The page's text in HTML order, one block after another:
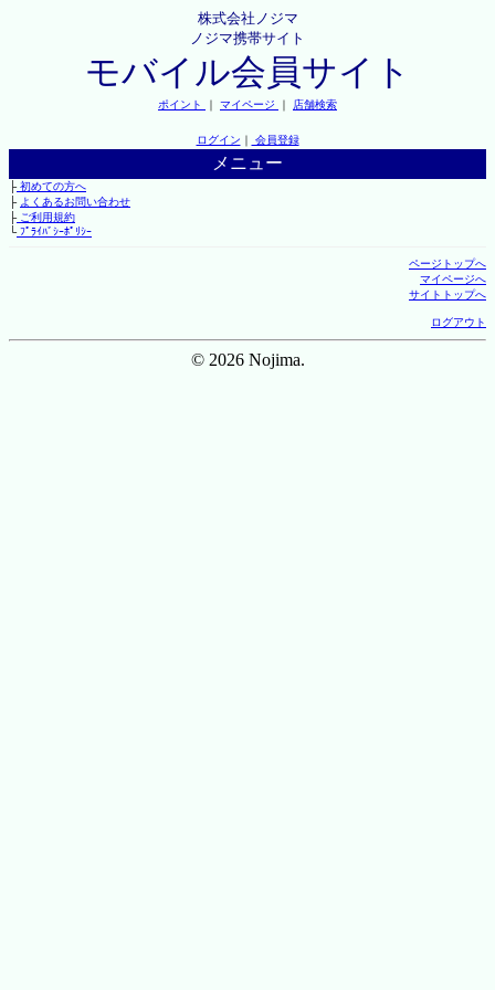
株式会社ノジマ
ノジマ携帯サイト
モバイル会員サイト
ポイント ｜ マイページ ｜ 店舗検索
ログイン ｜ 会員登録
メニュー
├初めての方へ
├ よくあるお問い合わせ
├ご利用規約
└ﾌﾟﾗｲﾊﾞｼｰﾎﾟﾘｼｰ
ページトップへ
マイページへ
サイトトップへ
ログアウト
© 2026 Nojima.